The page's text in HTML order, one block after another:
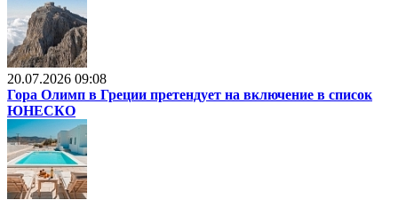
20.07.2026 09:08
Гора Олимп в Греции претендует на включение в список
ЮНЕСКО